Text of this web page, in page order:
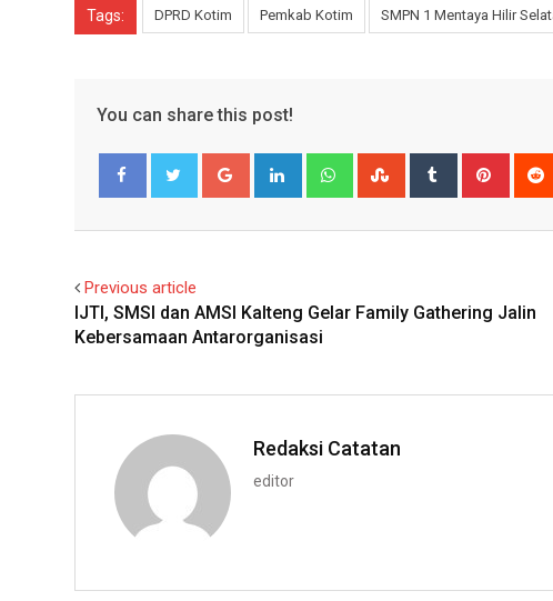
Tags: DPRD Kotim Pemkab Kotim SMPN 1 Mentaya Hilir
You can share this post!
Google+ LinkedIn WhatsappStumbleUpon
Tumblr
Previous article
IJTI, SMSI dan AMSI Kalteng Gelar Family Gathering Jalin
Kebersamaan Antarorganisasi
Redaksi Catatan
editor